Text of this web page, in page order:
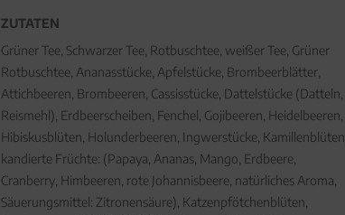
ZUTATEN
Grüner Tee, Schwarzer Tee, Rotbuschtee, weißer Tee, Grüner
Rotbuschtee, Ananasstücke, Apfelstücke, Brombeerblätter,
Attichbeeren, Brombeeren, Cassisstücke, Dattelstücke (Datteln,
Reismehl), Erdbeerscheiben, Fenchel, Gojibeeren, Heidelbeeren,
Hibiskusblüten, Holunderbeeren, Ingwerstücke, Kamillenblüten,
kandierte Früchte: (Papaya, Ananas, Mango, Erdbeere,
Cranberry, Himbeeren, rote Johannisbeere, natürliches Aroma,
Säuerungsmittel: Zitronensäure), Katzenpfötchenblüten,